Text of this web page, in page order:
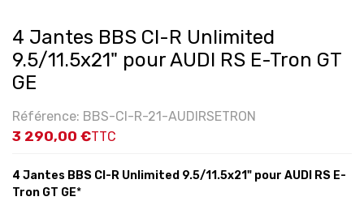
4 Jantes BBS CI-R Unlimited
9.5/11.5x21" pour AUDI RS E-Tron GT
GE
Référence: BBS-CI-R-21-AUDIRSETRON
3 290,00 €TTC
4 Jantes BBS CI-R Unlimited 9.5/11.5x21" pour AUDI RS E-
Tron GT GE*